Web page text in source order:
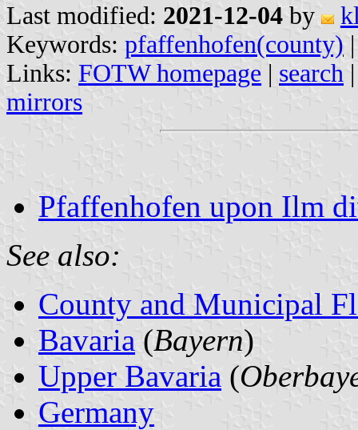
Last modified: 2021-12-04 by
Keywords: pfaffenhofen(county) |
Links: FOTW homepage | search
mirrors
Pfaffenhofen upon Ilm
See also:
County and Municipal
Bavaria (Bayern)
Upper Bavaria (
Germany